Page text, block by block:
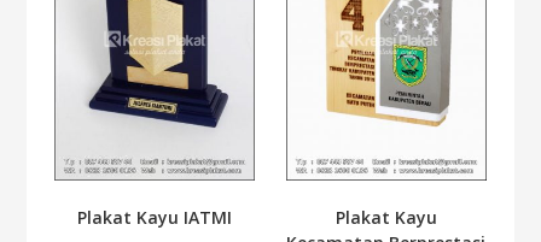
Plakat Kayu IATMI
Plakat Kayu